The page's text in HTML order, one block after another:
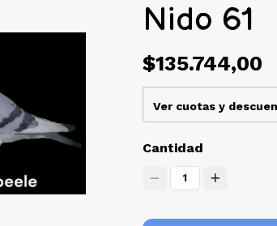
Nido 61
$135.744,00
Ver cuotas y
Cantidad
1